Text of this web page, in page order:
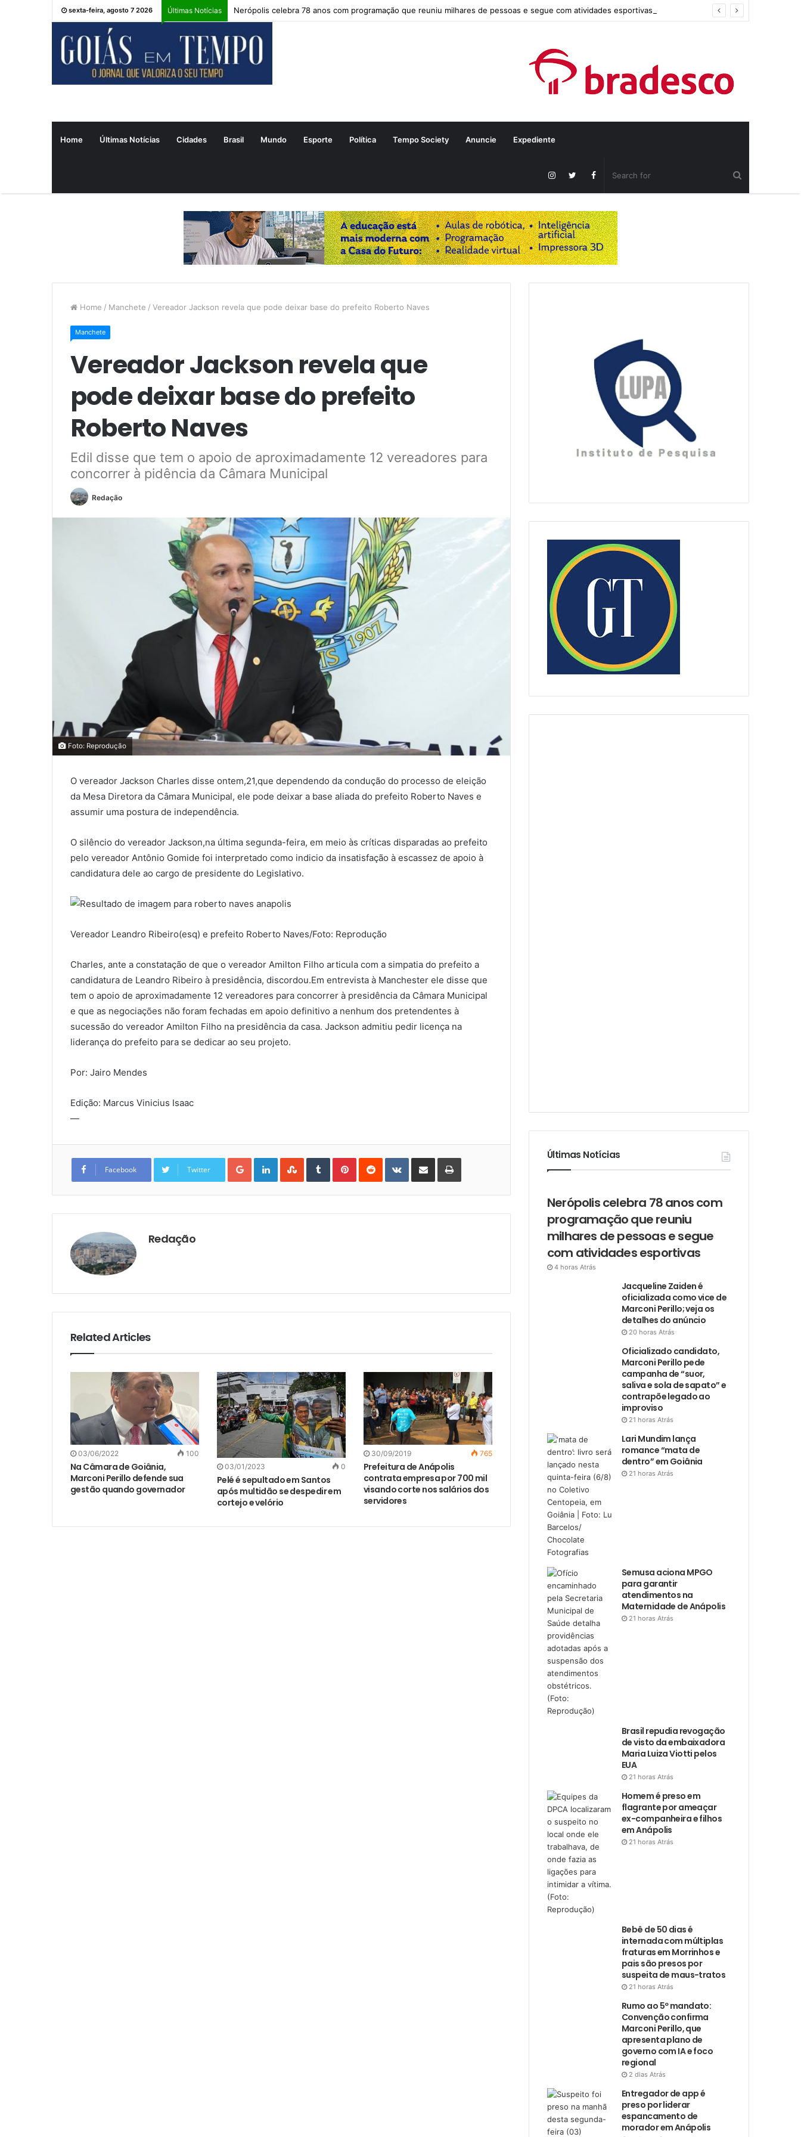
sexta-feira, agosto 7 2026 Últimas Notícias Nerópolis celebra 78 anos com programação que reuniu milhares de pessoas e segue com atividades esportivas
Home Últimas Notícias Cidades Brasil Mundo Esporte Política Tempo Society Anuncie Expediente
Home / Manchete / Vereador Jackson revela que pode deixar base do prefeito Roberto Naves
Manchete
Vereador Jackson revela que
pode deixar base do prefeito
Roberto Naves
Edil disse que tem o apoio de aproximadamente 12 vereadores para
concorrer à pidência da Câmara Municipal
Redação
Foto: Reprodução
O vereador Jackson Charles disse ontem,21,que dependendo da condução do processo de eleição
da Mesa Diretora da Câmara Municipal, ele pode deixar a base aliada do prefeito Roberto Naves e
assumir uma postura de independência.
O silêncio do vereador Jackson,na última segunda-feira, em meio às críticas disparadas ao prefeito
pelo vereador Antônio Gomide foi interpretado como indicio da insatisfação à escassez de apoio à
candidatura dele ao cargo de presidente do Legislativo.
Vereador Leandro Ribeiro(esq) e prefeito Roberto Naves/Foto: Reprodução
Charles, ante a constatação de que o vereador Amilton Filho articula com a simpatia do prefeito a
candidatura de Leandro Ribeiro à presidência, discordou.Em entrevista à Manchester ele disse que
tem o apoio de aproximadamente 12 vereadores para concorrer à presidência da Câmara Municipal
e que as negociações não foram fechadas em apoio definitivo a nenhum dos pretendentes à
sucessão do vereador Amilton Filho na presidência da casa. Jackson admitiu pedir licença na
liderança do prefeito para se dedicar ao seu projeto.
Por: Jairo Mendes
Edição: Marcus Vinicius Isaac
—
Facebook Twitter
Google+LinkedInStumbleUpon
TumblrPinterestReddit VKontakteShare
Email
Print
Redação
Related Articles
03/06/2022 100
Na Câmara de Goiânia,
Marconi Perillo defende sua
gestão quando governador
03/01/2023 0
Pelé é sepultado em Santos
após multidão se despedir em
cortejo e velório
30/09/2019 765
Prefeitura de Anápolis
contrata empresa por 700 mil
visando corte nos salários dos
servidores
Últimas Notícias
Nerópolis celebra 78 anos com
programação que reuniu
milhares de pessoas e segue
com atividades esportivas
4 horas Atrás
Jacqueline Zaiden é
oficializada como vice de
Marconi Perillo; veja os
detalhes do anúncio
20 horas Atrás
Oficializado candidato,
Marconi Perillo pede
campanha de “suor,
saliva e sola de sapato” e
contrapõe legado ao
improviso
21 horas Atrás
Lari Mundim lança
romance “mata de
dentro” em Goiânia
21 horas Atrás
Semusa aciona MPGO
para garantir
atendimentos na
Maternidade de Anápolis
21 horas Atrás
Brasil repudia revogação
de visto da embaixadora
Maria Luiza Viotti pelos
EUA
21 horas Atrás
Homem é preso em
flagrante por ameaçar
ex-companheira e filhos
em Anápolis
21 horas Atrás
Bebê de 50 dias é
internada com múltiplas
fraturas em Morrinhos e
pais são presos por
suspeita de maus-tratos
21 horas Atrás
Rumo ao 5º mandato:
Convenção confirma
Marconi Perillo, que
apresenta plano de
governo com IA e foco
regional
2 dias Atrás
Entregador de app é
preso por liderar
espancamento de
morador em Anápolis